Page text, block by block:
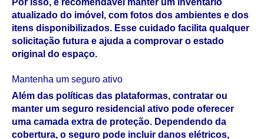
Por isso, é recomendável manter um inventário
atualizado do imóvel, com fotos dos ambientes e dos
itens disponibilizados. Esse cuidado facilita qualquer
solicitação futura e ajuda a comprovar o estado
original do espaço.
Mantenha um seguro ativo
Além das políticas das plataformas, contratar ou
manter um seguro residencial ativo pode oferecer
uma camada extra de proteção. Dependendo da
cobertura, o seguro pode incluir danos elétricos,